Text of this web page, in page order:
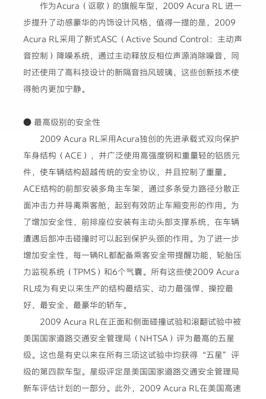
作为Acura（讴歌）的旗舰车型，2009 Acura RL 进一
步提升了动感豪华的内饰设计风格，值得一提的是，2009
Acura RL采用了新式ASC（Active Sound Control：主动声
音控制）降噪系统，通过主动释放反相位声源消除噪音，同
时还使用了高科技设计的新隔音挡风玻璃，这些创新技术使
得舱内更加宁静。
● 最高级别的安全性
2009 Acura RL采用Acura独创的先进承载式双向保护
车身结构（ACE），并广泛使用高强度钢和重量轻的铝质元
件，使车辆结构超越传统的安全协议，并且控制了重量。
ACE结构的前部安装多角主车架，通过多条受力路径分散正
面冲击力并导离乘客舱，起到有效防止车厢变形的作用。为
了增加安全性，前排座位安装有主动头部支撑系统，在车辆
遭遇后部冲击碰撞时可以起到保护头颈的作用。为了进一步
增加安全性，每一辆RL都配备乘客安全带提醒功能，轮胎压
力监视系统（TPMS）和6个气囊。所有这些使2009 Acura
RL成为有史以来生产的结构最结实、动力最强悍、操控最
好、最安全、最豪华的轿车。
2009 Acura RL在正面和侧面碰撞试验和滚翻试验中被
美国国家道路交通安全管理局（NHTSA）评为最高的五星
级。这也是有史以来在所有三项这试验中均获得“五星”评
级的第四款车型。星级评定是美国国家道路交通安全管理局
新车评估计划的一部分。此外，2009 Acura RL在美国高速